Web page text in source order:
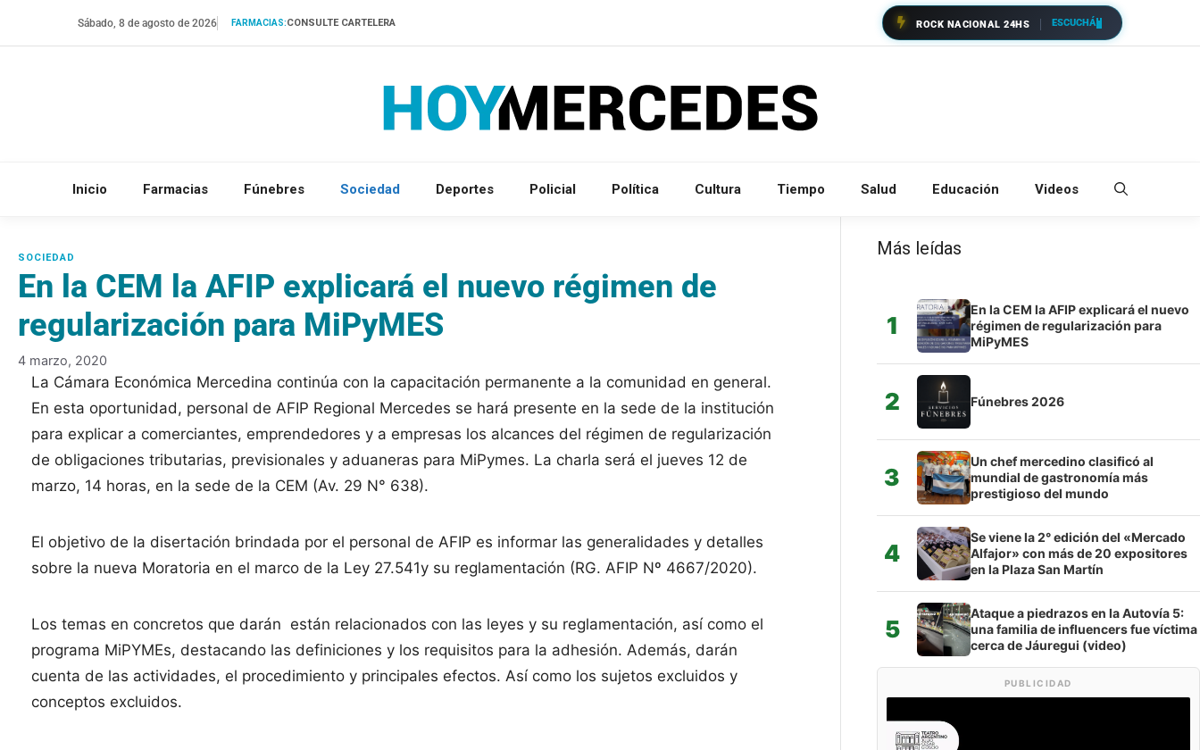
Sábado, 8 de agosto de 2026 FARMACIAS:CONSULTE CARTELERA ROCK NACIONAL 24HS ESCUCHÁ
Inicio Farmacias Fúnebres Sociedad Deportes Policial Política Cultura Tiempo Salud Educación Videos
En la CEM la AFIP explicará el nuevo régimen de
regularización para MiPyMES
4 marzo, 2020
La Cámara Económica Mercedina continúa con la capacitación permanente a la comunidad en general.
En esta oportunidad, personal de AFIP Regional Mercedes se hará presente en la sede de la institución
para explicar a comerciantes, emprendedores y a empresas los alcances del régimen de regularización
de obligaciones tributarias, previsionales y aduaneras para MiPymes. La charla será el jueves 12 de
marzo, 14 horas, en la sede de la CEM (Av. 29 N° 638).
El objetivo de la disertación brindada por el personal de AFIP es informar las generalidades y detalles
sobre la nueva Moratoria en el marco de la Ley 27.541y su reglamentación (RG. AFIP Nº 4667/2020).
Los temas en concretos que darán están relacionados con las leyes y su reglamentación, así como el
programa MiPYMEs, destacando las definiciones y los requisitos para la adhesión. Además, darán
cuenta de las actividades, el procedimiento y principales efectos. Así como los sujetos excluidos y
conceptos excluidos.
Más leídas
1
En la CEM la AFIP explicará el nuevo
régimen de regularización para
MiPyMES
2 Fúnebres 2026
3
Un chef mercedino clasificó al
mundial de gastronomía más
prestigioso del mundo
4
Se viene la 2° edición del «Mercado
Alfajor» con más de 20 expositores
en la Plaza San Martín
5
Ataque a piedrazos en la Autovía 5:
una familia de influencers fue víctima
cerca de Jáuregui (video)
PUBLICIDAD